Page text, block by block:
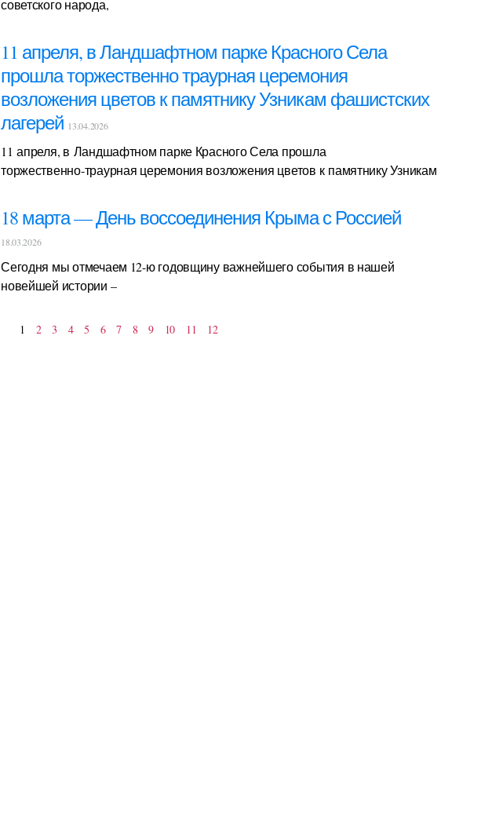
советского народа,
11 апреля, в Ландшафтном парке Красного Села
прошла торжественно траурная церемония
возложения цветов к памятнику Узникам фашистских
лагерей 13.04.2026
11 апреля, в Ландшафтном парке Красного Села прошла
торжественно‑траурная церемония возложения цветов к памятнику Узникам
18 марта — День воссоединения Крыма с Россией
18.03.2026
Сегодня мы отмечаем 12-ю годовщину важнейшего события в нашей
новейшей истории –
1 2 3 4 5 6 7 8 9 10 11 12